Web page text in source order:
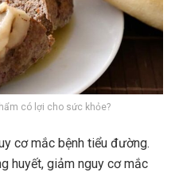
có lợi cho sức khỏe?
cơ mắc bệnh tiểu đường.
huyết, giảm nguy cơ mắc